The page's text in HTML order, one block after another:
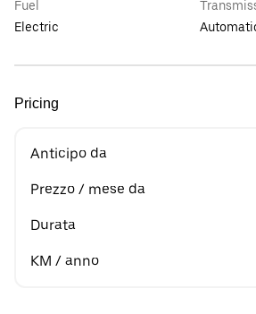
Fuel
Electric
Pricing
Anticipo da
Prezzo / mese da
Durata
KM / anno